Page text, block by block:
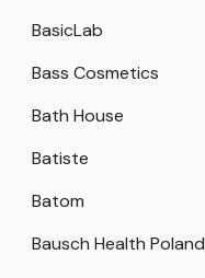
BasicLab
Bass Cosmetics
Bath House
Batiste
Batom
Bausch Health Poland